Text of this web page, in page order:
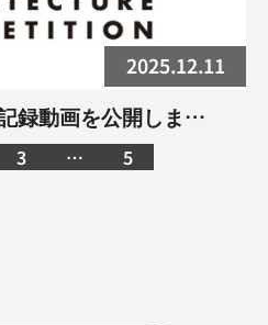
2025.12.11
録動画を公開しまし
3 … 5